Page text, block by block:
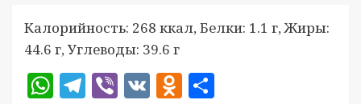
Калорийность: 268 ккал, Белки: 1.1 г, Жиры:
44.6 г, Углеводы: 39.6 г
WhatsApp
Telegram
Viber
VKOdnoklassniki